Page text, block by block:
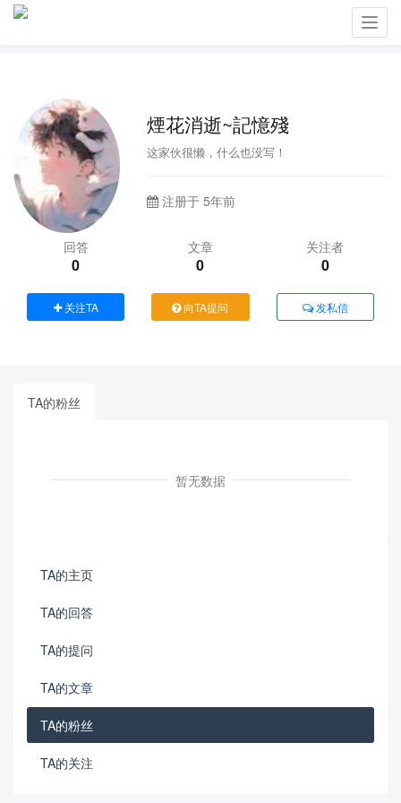
煙花消逝~記憶殘
这家伙很懒，什么也没写！
注册于 5年前
回答
0
文章
0
关注者
0
关注TA 向TA提问 发私信
TA的粉丝
暂无数据
TA的主页
TA的回答
TA的提问
TA的文章
TA的粉丝
TA的关注